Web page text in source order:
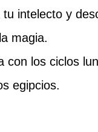
tu intelecto y
magia.
con los ciclos
egipcios.